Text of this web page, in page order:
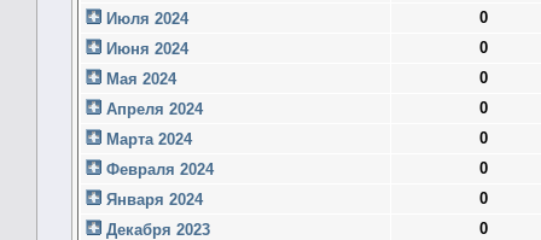
Июля 2024
0
Июня 2024
0
Мая 2024
0
Апреля 2024
0
Марта 2024
0
Февраля 2024
0
Января 2024
0
Декабря 2023
0